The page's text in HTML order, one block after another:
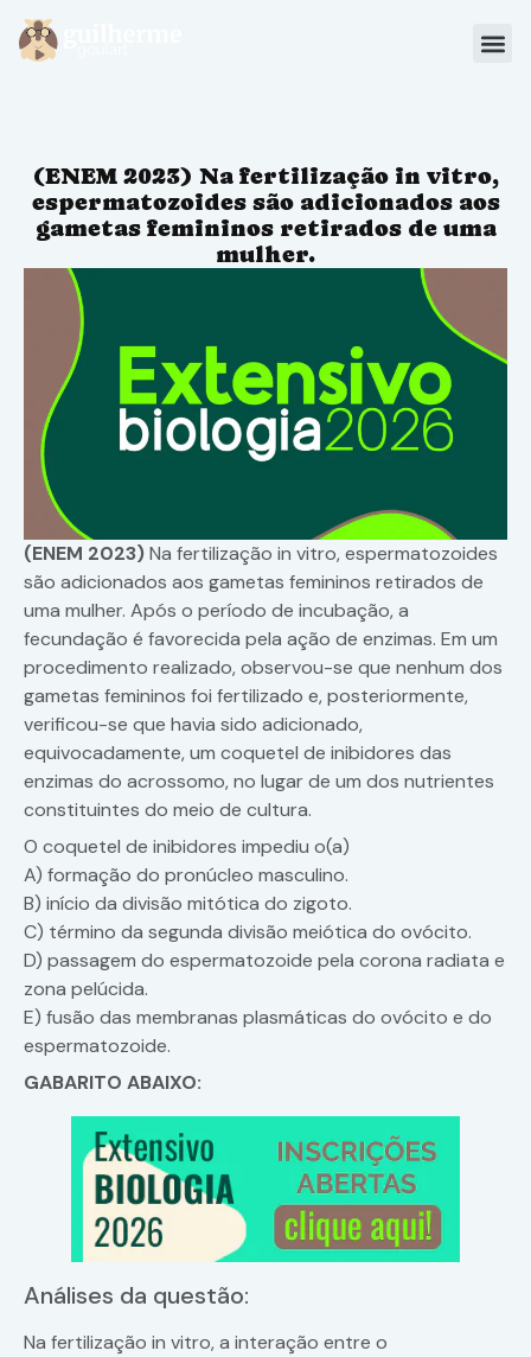
Sou Aluno
(ENEM 2023) Na fertilização in vitro,
espermatozoides são adicionados aos
gametas femininos retirados de uma
mulher.
(ENEM 2023)Na fertilização in vitro, espermatozoides
são adicionados aos gametas femininos retirados de
uma mulher. Após o período de incubação, a
fecundação é favorecida pela ação de enzimas. Em um
procedimento realizado, observou-se que nenhum dos
gametas femininos foi fertilizado e, posteriormente,
verificou-se que havia sido adicionado,
equivocadamente, um coquetel de inibidores das
enzimas do acrossomo, no lugar de um dos nutrientes
constituintes do meio de cultura.
O coquetel de inibidores impediu o(a)
A) formação do pronúcleo masculino.
B) início da divisão mitótica do zigoto.
C) término da segunda divisão meiótica do ovócito.
D) passagem do espermatozoide pela corona radiata e
zona pelúcida.
E) fusão das membranas plasmáticas do ovócito e do
espermatozoide.
GABARITO ABAIXO:
Análises da questão:
Na fertilização in vitro, a interação entre o